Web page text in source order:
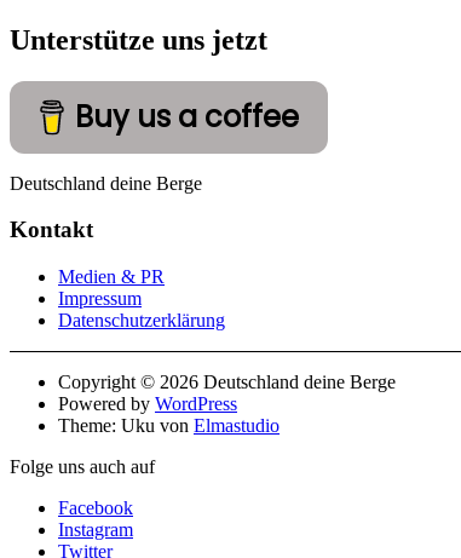
Unterstütze uns jetzt
Buy us a coffee
Deutschland deine Berge
Kontakt
Medien & PR
Impressum
Datenschutzerklärung
Copyright © 2026 Deutschland deine Berge
Powered by WordPress
Theme: Uku von Elmastudio
Folge uns auch auf
Facebook
Instagram
Twitter